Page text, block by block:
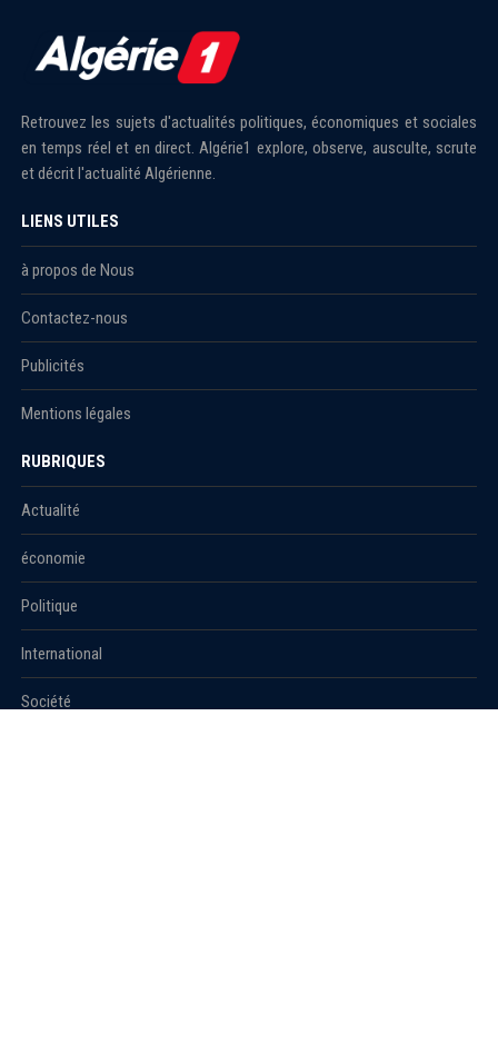
Retrouvez les sujets d'actualités politiques, économiques et sociales
en temps réel et en direct. Algérie1 explore, observe, ausculte, scrute
et décrit l'actualité Algérienne.
LIENS UTILES
à propos de Nous
Contactez-nous
Publicités
Mentions légales
RUBRIQUES
Actualité
économie
Politique
International
Société